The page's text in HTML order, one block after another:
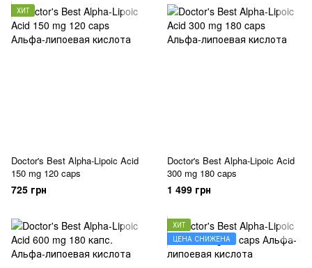
ХИТ
Doctor's Best Alpha-Lipoic Acid
150 mg 120 caps
725 грн
Doctor's Best Alpha-Lipoic Acid
300 mg 180 caps
1 499 грн
ХИТ
ЦЕНА СНИЖЕНА